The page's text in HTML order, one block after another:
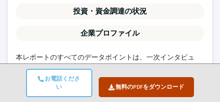
お電話くださ
い
無料のPDFをダウンロード
投資・資金調達の状況
企業プロファイル
本レポートのすべてのデータポイントは、一次インタビュ
ー、真のボトムアップモデリング、および厳密なクロスチェ
ックによって検証されています。
当社のリサーチプロセスに
ついて設明を読む →